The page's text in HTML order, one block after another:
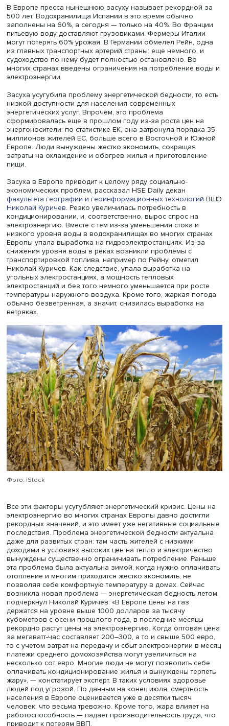
уровне. Такие данные приводятся вдокладе
исследовательского центра ЕК «Засуха в Европе: июль
года». Как аномальная погода повлияет на сельское
хозяйство, экономику и качество жизни людей— в
HSE Daily.
В Европе пресса нынешнюю засуху называет
500 лет. Водохранилища Испании в это время обычно
заполнены на 60%, а сегодня — только на 40%. Во
питьевую воду доставляют грузовиками. Фермеры
могут потерять 60% урожая. В Германии обмелел Рейн,
из главных транспортных артерий страны: еще
судоходство по нему будет полностью остановлено. Во
многих странах введены ограничения на потребление
электроэнергии.
низкой доступности для населения современных
энергетических услуг. Впрочем, это проблема
сформировалась еще в прошлом году из-за роста цен
энергоносители: по статистике ЕК, она затронула
миллионов жителей ЕС, больше всего в Восточной и
Европе. Люди вынуждены жестко экономить, сокращая
затраты на охлаждение и обогрев жилья и
пищи.
Засуха в Европе приводит к целому ряду социально-
экономических проблем, рассказал HSE Daily декан
факультета географии и геоинформационных
Николай Куричев. Резко увеличилась потребность в
кондиционировании, и, соответственно, вырос спрос на
низкого уровня воды в водохранилищах во многих
Европы упала выработка на гидроэлектростанциях. Из-
снижения уровня воды в реках возникли проблемы с
транспортировкой топлива, например по Рейну, отметил
Николай Куричев. Как следствие, упала выработка на
угольных электростанциях, а мощность тепловых
электростанций и без того немного уменьшается при
температуры наружного воздуха. Кроме того, жаркая
обычно безветренная, а значит, снизилась выработка
ветряках.
Фото: iStock
Все эти факторы усугубляют энергетический кризис.
электроэнергию во многих странах Европы давно
рекордных значений, и это имеет уже негативные
последствия. Проблема энергетической бедности
даже для развитых стран: там часть жителей с низкими
доходами в условиях высоких цен на тепло и
вынуждены существенно ограничивать потребление.
эта проблема была актуальна зимой, когда нужно